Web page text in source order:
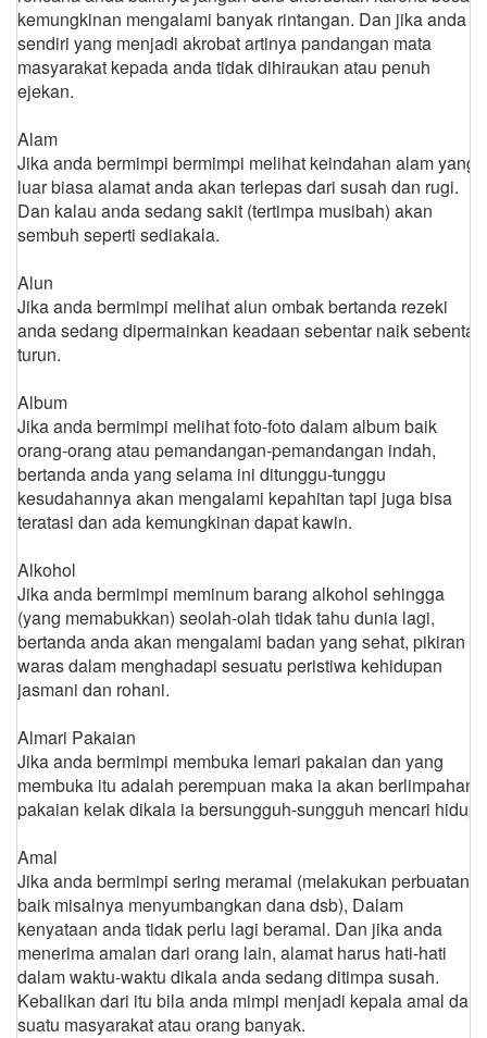
kemungkinan mengalami banyak rintangan. Dan jika anda
sendiri yang menjadi akrobat artinya pandangan mata
masyarakat kepada anda tidak dihiraukan atau penuh
ejekan.
Alam
Jika anda bermimpi bermimpi melihat keindahan alam yang
luar biasa alamat anda akan terlepas dari susah dan rugi.
Dan kalau anda sedang sakit (tertimpa musibah) akan
sembuh seperti sediakala.
Alun
Jika anda bermimpi melihat alun ombak bertanda rezeki
anda sedang dipermainkan keadaan sebentar naik sebentar
turun.
Album
Jika anda bermimpi melihat foto-foto dalam album baik
orang-orang atau pemandangan-pemandangan indah,
bertanda anda yang selama ini ditunggu-tunggu
kesudahannya akan mengalami kepahitan tapi juga bisa
teratasi dan ada kemungkinan dapat kawin.
Alkohol
Jika anda bermimpi meminum barang alkohol sehingga
(yang memabukkan) seolah-olah tidak tahu dunia lagi,
bertanda anda akan mengalami badan yang sehat, pikiran
waras dalam menghadapi sesuatu peristiwa kehidupan
jasmani dan rohani.
Almari Pakaian
Jika anda bermimpi membuka lemari pakaian dan yang
membuka itu adalah perempuan maka ia akan berlimpahan
pakaian kelak dikala ia bersungguh-sungguh mencari hidup.
Amal
Jika anda bermimpi sering meramal (melakukan perbuatan
baik misalnya menyumbangkan dana dsb), Dalam
kenyataan anda tidak perlu lagi beramal. Dan jika anda
menerima amalan dari orang lain, alamat harus hati-hati
dalam waktu-waktu dikala anda sedang ditimpa susah.
Kebalikan dari itu bila anda mimpi menjadi kepala amal dari
suatu masyarakat atau orang banyak.